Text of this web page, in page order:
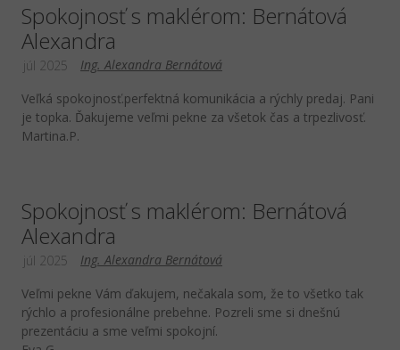
Spokojnosť s maklérom: Bernátová
Alexandra
Ing. Alexandra Bernátová
júl 2025
Veľká spokojnosť.perfektná komunikácia a rýchly predaj. Pani
je topka. Ďakujeme veľmi pekne za všetok čas a trpezlivosť.
Martina.P.
Spokojnosť s maklérom: Bernátová
Alexandra
Ing. Alexandra Bernátová
júl 2025
Veľmi pekne Vám ďakujem, nečakala som, že to všetko tak
rýchlo a profesionálne prebehne. Pozreli sme si dnešnú
prezentáciu a sme veľmi spokojní.